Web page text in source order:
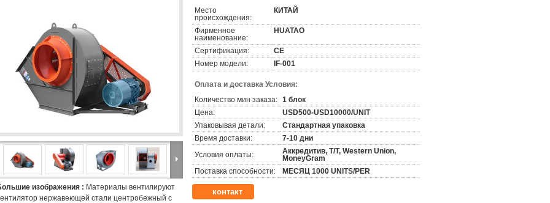
изображения : Материалы вентилируют
нержавеющей стали центробежный с
Место
происхождения:
КИТАЙ
Фирменное
наименование:
HUATAO
Сертификация:
CE
Номер модели:
IF-001
Оплата и доставка Условия:
Количество мин заказа: 1 блок
Цена:
USD500-USD10000/UNIT
Упаковывая детали:
Стандартная упаковка
Время доставки:
7-10 дни
Условия оплаты:
Аккредитив, T/T, Western Union,
MoneyGram
Поставка способности:
МЕСЯЦ 1000 UNITS/PER
контакт